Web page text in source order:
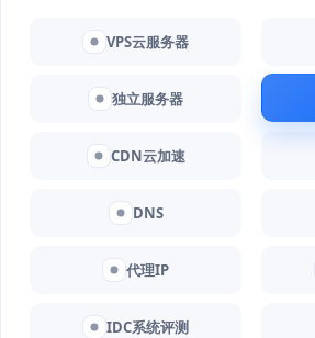
VPS云服务器
独立服务器
CDN云加速
DNS
代理IP
IDC系统评测